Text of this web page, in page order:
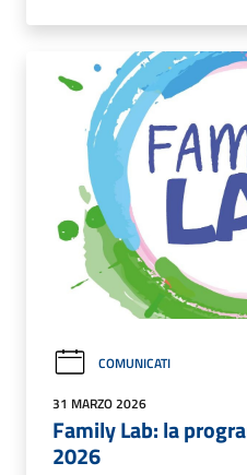
COMUNICATI
31 MARZO 2026
Family Lab: la
2026